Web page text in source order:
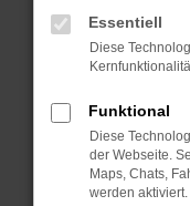
Manche
können das
verhindern.
Fenster?
Starte dein
Das kann
Probleme zu
Essentiell
Diese
Funktional
Diese
der Webseite.
Maps, Chats,
werden aktiviert.